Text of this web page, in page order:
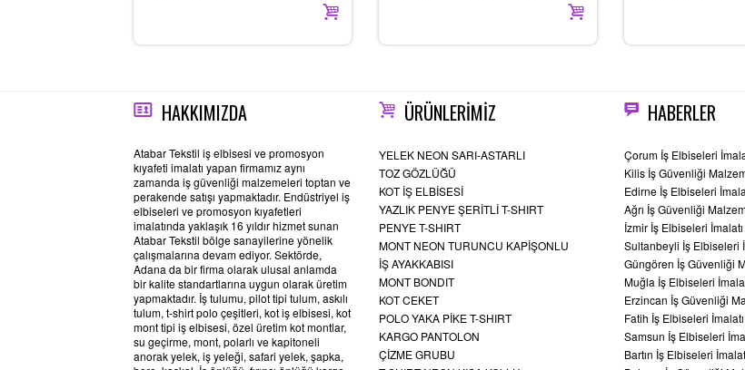
HAKKIMIZDA
Atabar Tekstil iş elbisesi ve promosyon
kıyafeti imalatı yapan firmamız aynı
zamanda iş güvenliği malzemeleri toptan ve
perakende satışı yapmaktadır. Endüstriyel iş
elbiseleri ve promosyon kıyafetleri
imalatında yaklaşık 16 yıldır hizmet sunan
Atabar Tekstil bölge sanayilerine yönelik
çalışmalarına devam ediyor. Sektörde,
Adana da bir firma olarak ulusal anlamda
bir kalite standartlarına uygun olarak üretim
yapmaktadır. İş tulumu, pilot tipi tulum, askılı
tulum, t-shirt polo çeşitleri, kot iş elbisesi, kot
mont tipi iş elbisesi, özel üretim kot montlar,
su geçirme, mont, polarlı ve kapitoneli
anorak yelek, iş yeleği, safari yelek, şapka,
ÜRÜNLERİMİZ
YELEK NEON SARI-ASTARLI
TOZ GÖZLÜĞÜ
KOT İŞ ELBİSESİ
YAZLIK PENYE ŞERİTLİ T-SHIRT
PENYE T-SHIRT
MONT NEON TURUNCU KAPİŞONLU
İŞ AYAKKABISI
MONT BONDIT
KOT CEKET
POLO YAKA PİKE T-SHIRT
KARGO PANTOLON
ÇİZME GRUBU
HABERLER
Çorum İş Elbiseleri
Kilis İş Güvenliği
Edirne İş Elbiseleri
Ağrı İş Güvenliği
İzmir İş Elbiseleri İmalatı
Sultanbeyli İş Elbiseleri
Güngören İş Güvenliği
Muğla İş Elbiseleri
Erzincan İş Güvenliği
Fatih İş Elbiseleri İmalatı
Samsun İş Elbiseleri
Bartın İş Elbiseleri